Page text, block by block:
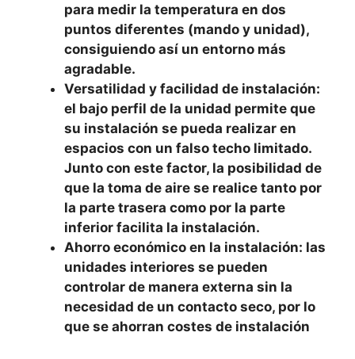
para medir la temperatura en dos
puntos diferentes (mando y unidad),
consiguiendo así un entorno más
agradable.
Versatilidad y facilidad de instalación:
el bajo perfil de la unidad permite que
su instalación se pueda realizar en
espacios con un falso techo limitado.
Junto con este factor, la posibilidad de
que la toma de aire se realice tanto por
la parte trasera como por la parte
inferior facilita la instalación.
Ahorro económico en la instalación: las
unidades interiores se pueden
controlar de manera externa sin la
necesidad de un contacto seco, por lo
que se ahorran costes de instalación